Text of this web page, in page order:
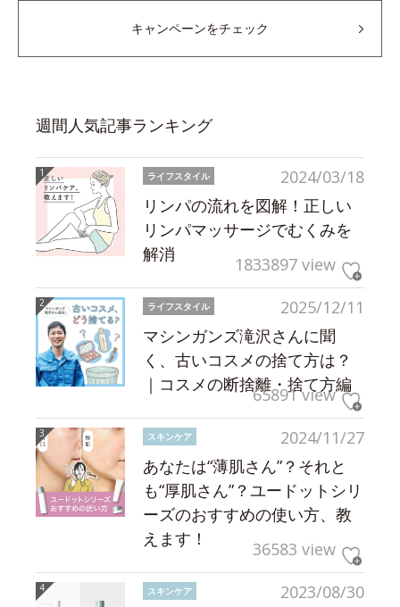
キャンペーンをチェック
週間人気記事ランキング
2024/03/18
ライフスタイル
リンパの流れを図解！正しい
リンパマッサージでむくみを
解消
1833897 view
2025/12/11
ライフスタイル
マシンガンズ滝沢さんに聞
く、古いコスメの捨て方は？
｜コスメの断捨離・捨て方編
65891 view
2024/11/27
スキンケア
あなたは“薄肌さん”？それと
も“厚肌さん”？ユードットシリ
ーズのおすすめの使い方、教
えます！
36583 view
2023/08/30
スキンケア